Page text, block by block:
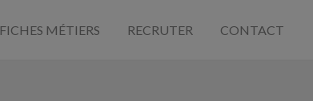
FICHES MÉTIERS RECRUTER CONTACT